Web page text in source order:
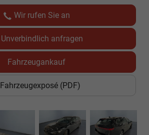
Wir rufen Sie an
Unverbindlich anfragen
Fahrzeugankauf
Fahrzeugexposé (PDF)